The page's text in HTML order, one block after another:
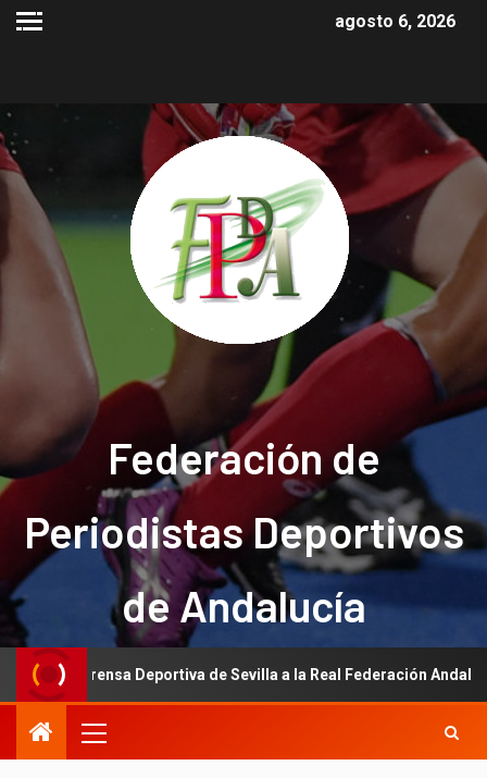
agosto 6, 2026
Federación de
Periodistas Deportivos
de Andalucía
Prensa Deportiva de Sevilla a la Real Federación Andaluza de